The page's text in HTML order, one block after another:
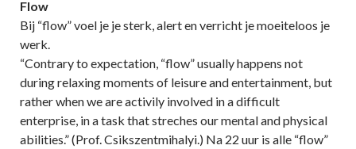
Flow
Bij “flow” voel je je sterk, alert en verricht je moeiteloos je
werk.
“Contrary to expectation, “flow” usually happens not
during relaxing moments of leisure and entertainment, but
rather when we are activily involved in a difficult
enterprise, in a task that streches our mental and physical
abilities.” (Prof. Csikszentmihalyi.) Na 22 uur is alle “flow”